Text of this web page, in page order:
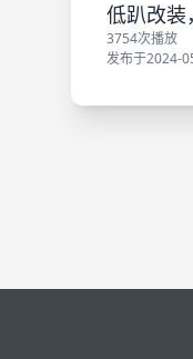
低趴改装
3754次播放
发布于2024-